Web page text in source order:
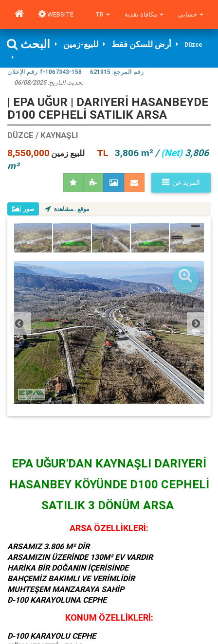
WEBSITE TR
البحث للبيع-زمین أرض للسكن فقط Düzce
رقم الإعلان: f-1067343-158 رقم المرجع: 621915
تحديث التاريخ:06/08/2025
| EPA UĞUR | DARIYERİ HASANBEYDE
D100 CEPHELİ SATILIK ARSA
DÜZCE / KAYNAŞLI
للبيع زمین
8,550,000 TL 3,806 m² /(Net)3,806
m²
المزيد عن
صور موقع ..مشاهدة
EPA UĞUR'DAN KAYNAŞLI DARIYERİ
HASANBEY KÖYÜNDE D100 CEPHELİ
SATILIK 3 DÖNÜM ARSA
ARSA ÖZELLİKLERİ:
ARSAMIZ 3.806 M² DİR
ARSAMIZIN ÜZERİNDE 130M² EV VARDIR
HARİKA BİR DOĞANIN İÇERİSİNDE
BAHÇEMİZ BAKIMLI VE VERİMLİDİR
MUHTEŞEM MANZARAYA SAHİP
D-100 KARAYOLUNA CEPHE
KONUM ÖZELLİKLERİ:
D-100 KARAYOLU CEPHE